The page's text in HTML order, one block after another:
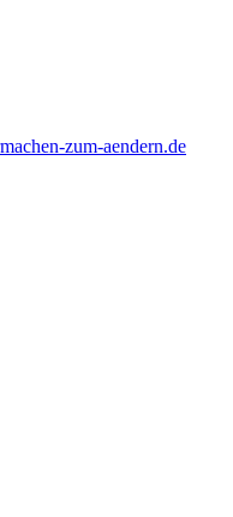
zum-aendern.de